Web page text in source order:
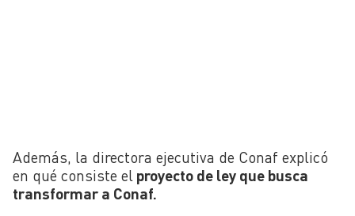
Además, la directora ejecutiva de Conaf explicó
en qué consiste el proyecto de ley que busca
transformar a Conaf.